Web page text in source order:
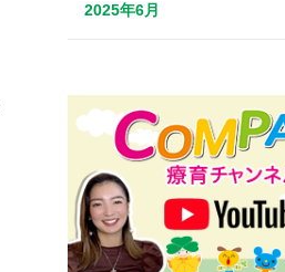
2025年6月